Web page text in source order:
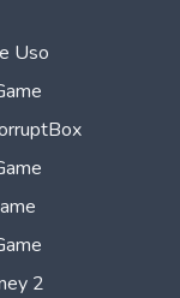
Uso
2